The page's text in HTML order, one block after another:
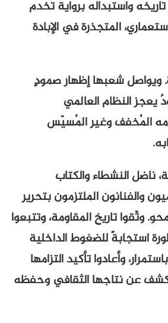
واستبداله برواية تخدم
المتجذرة في الإبادة
ويواصل شعبها إظهار صمودٍ
يعجز النظام العالمي
المُخفف وغير المُسيّس
ناضل النشطاء والكتاب
والفنانون الملتزمون بتحرير
وثّقوا تاريخ المقاومة، وتتبعوا
استجابةً للضغوط الداخلية
وأعادوا تأكيد التزامها
عن نتاجها الثقافي وحفظه